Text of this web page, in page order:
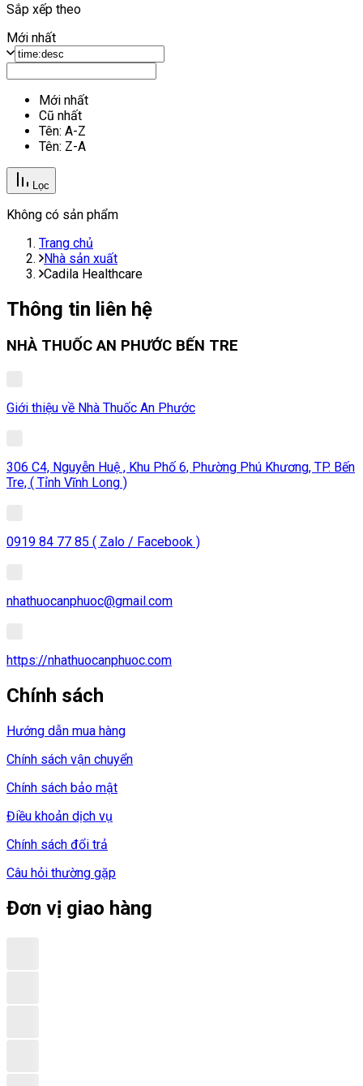
Sắp xếp theo
Mới nhất
Mới nhất
Cũ nhất
Tên: A-Z
Tên: Z-A
Lọc
Không có sản phẩm
Trang chủ
Nhà sản xuất
Cadila Healthcare
Thông tin liên hệ
NHÀ THUỐC AN PHƯỚC BẾN TRE
Giới thiệu về Nhà Thuốc An Phước
306 C4, Nguyễn Huệ , Khu Phố 6, Phường Phú Khương, TP. Bến
Tre, ( Tỉnh Vĩnh Long )
0919 84 77 85 ( Zalo / Facebook )
nhathuocanphuoc@gmail.com
https://nhathuocanphuoc.com
Chính sách
Hướng dẫn mua hàng
Chính sách vận chuyển
Chính sách bảo mật
Điều khoản dịch vụ
Chính sách đổi trả
Câu hỏi thường gặp
Đơn vị giao hàng